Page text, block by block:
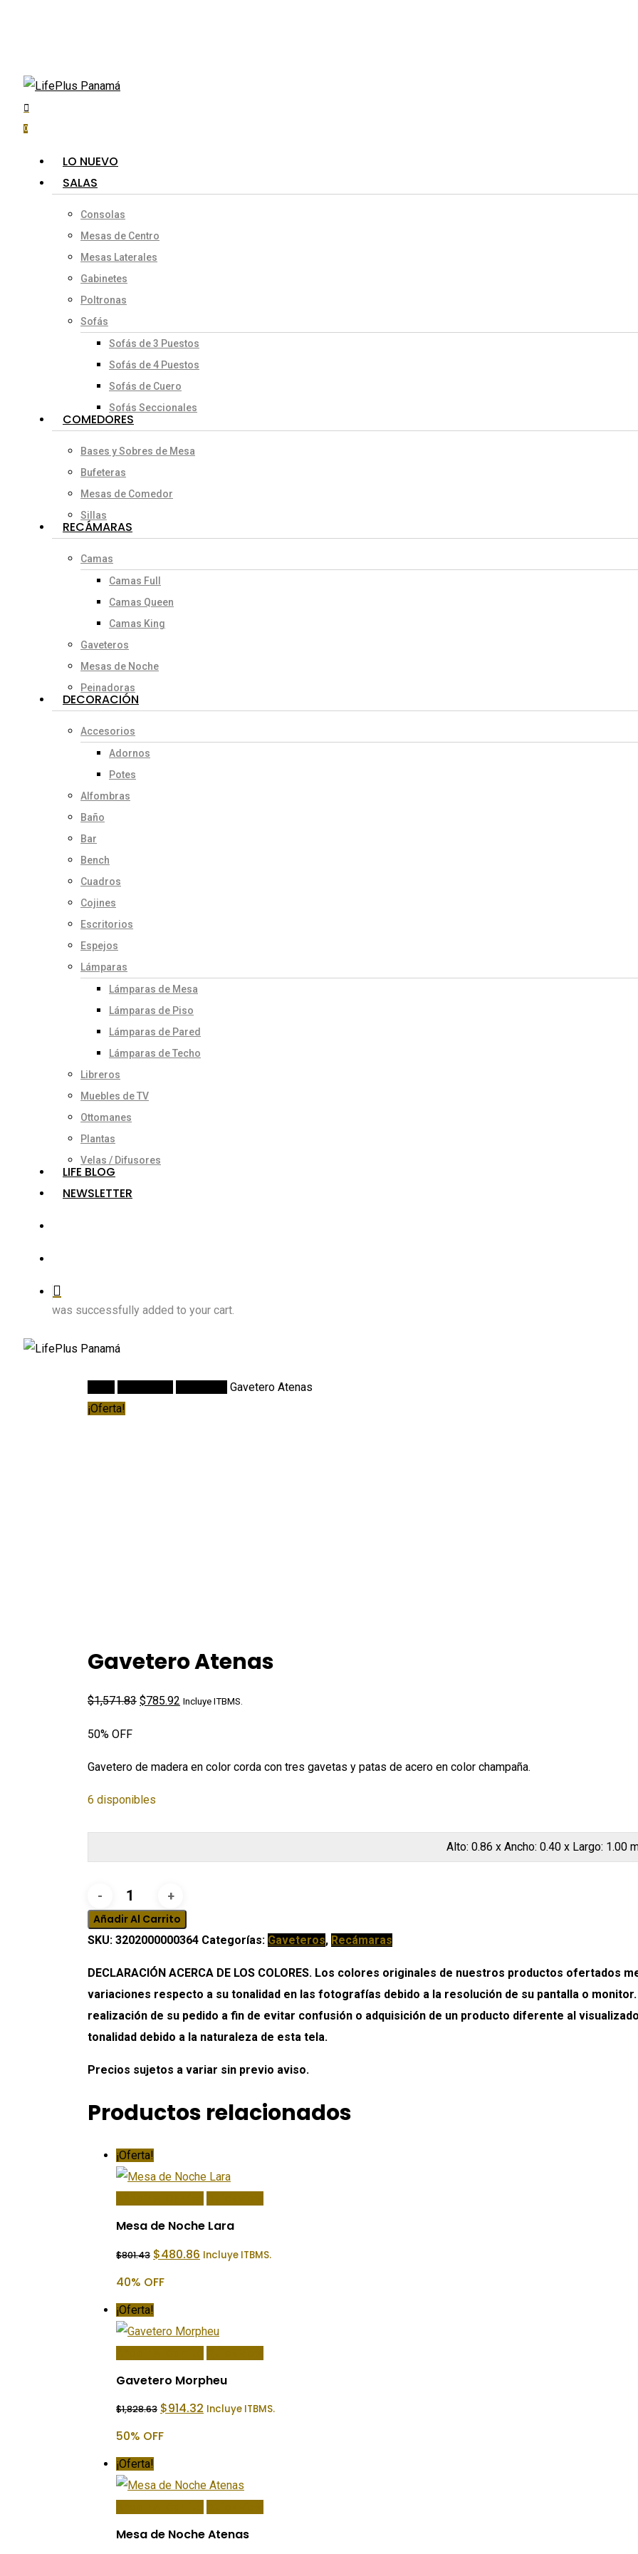
content
search
account
0
LO NUEVO
SALAS
Consolas
Mesas de Centro
Mesas Laterales
Gabinetes
Poltronas
Sofás
Sofás de 3 Puestos
Sofás de 4 Puestos
Sofás de Cuero
Sofás Seccionales
COMEDORES
Bases y Sobres de Mesa
Bufeteras
Mesas de Comedor
Sillas
RECÁMARAS
Camas
Camas Full
Camas Queen
Camas King
Gaveteros
Mesas de Noche
Peinadoras
DECORACIÓN
Accesorios
Adornos
Potes
Alfombras
Baño
Bar
Bench
Cuadros
Cojines
Escritorios
Espejos
Lámparas
Lámparas de Mesa
Lámparas de Piso
Lámparas de Pared
Lámparas de Techo
Libreros
Muebles de TV
Ottomanes
Plantas
Velas / Difusores
LIFE BLOG
NEWSLETTER
was successfully added to your cart.
Gavetero Atenas
¡Oferta!
Gavetero Atenas
$1,571.83 El
era:
$785.92 El
es:
Incluye ITBMS.
50% OFF
Gavetero de madera en color corda con tres gavetas y patas de acero en color champaña.
6 disponibles
Alto: 0.86 x Ancho: 0.40 x Largo: 1.00
Gavetero
Atenas
cantidad
Añadir Al Carrito
SKU: 3202000000364 Categorías: Gaveteros, Recámaras
DECLARACIÓN ACERCA DE LOS COLORES. Los colores originales de nuestros productos
variaciones respecto a su tonalidad en las fotografías debido a la resolución de su pantalla o
realización de su pedido a fin de evitar confusión o adquisición de un producto diferente al
tonalidad debido a la naturaleza de esta tela.
Precios sujetos a variar sin previo aviso.
Productos relacionados
¡Oferta!
Mesa de Noche Lara
$801.43 El
precio
era:
$480.86 El
precio
Incluye ITBMS.
40% OFF
¡Oferta!
Gavetero Morpheu
$1,828.63 El
precio
era:
$914.32 El
precio
Incluye ITBMS.
50% OFF
¡Oferta!
Mesa de Noche Atenas